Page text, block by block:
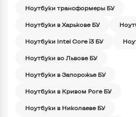
Ноутбуки трансформеры БУ
Ноутбуки в Харькове БУ
Ноутбуки Intel Core i3 БУ
Ноутбуки во Львове БУ
Ноутбуки в Запорожье БУ
Ноутбуки в Кривом Роге БУ
Ноутбуки в Николаеве БУ